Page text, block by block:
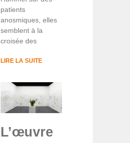
patients
anosmiques, elles
semblent à la
croisée des
LIRE LA SUITE
L’œuvre